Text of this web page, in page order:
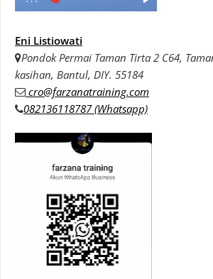
Eni Listiowati
Pondok Permai Taman Tirta 2 C64,
kasihan, Bantul, DIY. 55184
cro@farzanatraining.com
082136118787 (Whatsapp)